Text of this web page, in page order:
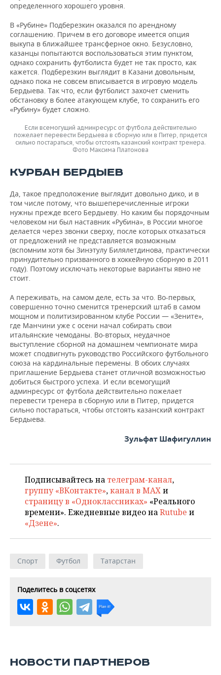
определенного хорошего уровня.
В «Рубине» Подберезкин оказался по арендному
соглашению. Причем в его договоре имеется опция
выкупа в ближайшее трансферное окно. Безусловно,
казанцы попытаются воспользоваться этим пунктом,
однако сохранить футболиста будет не так просто, как
кажется. Подберезкин выглядит в Казани довольным,
однако пока не совсем вписывается в игровую модель
Бердыева. Так что, если футболист захочет сменить
обстановку в более атакующем клубе, то сохранить его
«Рубину» будет сложно.
Если всемогущий админресурс от футбола действительно
пожелает перевести Бердыева в сборную или в Питер, придется
сильно постараться, чтобы отстоять казанский контракт тренера.
Фото Максима Платонова
КУРБАН БЕРДЫЕВ
Да, такое предположение выглядит довольно дико, и в
том числе потому, что вышеперечисленные игроки
нужны прежде всего Бердыеву. Но каким бы порядочным
человеком ни был наставник «Рубина», в России многое
делается через звонки сверху, после которых отказаться
от предложений не представляется возможным
(вспомним хотя бы Зинэтулу Билялетдинова, практически
принудительно призванного в хоккейную сборную в 2011
году). Поэтому исключать некоторые варианты явно не
стоит.
А переживать, на самом деле, есть за что. Во-первых,
совершенно точно сменится тренерский штаб в самом
мощном и политизированном клубе России — «Зените»,
где Манчини уже с осени начал собирать свои
итальянские чемоданы. Во-вторых, неудачное
выступление сборной на домашнем чемпионате мира
может сподвигнуть руководство Российского футбольного
союза на кардинальные перемены. В обоих случаях
приглашение Бердыева станет отличной возможностью
добиться быстрого успеха. И если всемогущий
админресурс от футбола действительно пожелает
перевести тренера в сборную или в Питер, придется
сильно постараться, чтобы отстоять казанский контракт
Бердыева.
Зульфат Шафигуллин
Подписывайтесь на телеграм-канал,
группу «ВКонтакте»,канал в MAXи
страницу в «Одноклассниках» «Реального
времени». Ежедневные видео наRutube и
«Дзене».
Спорт Футбол Татарстан
Поделитесь в соцсетях
НОВОСТИ ПАРТНЕРОВ